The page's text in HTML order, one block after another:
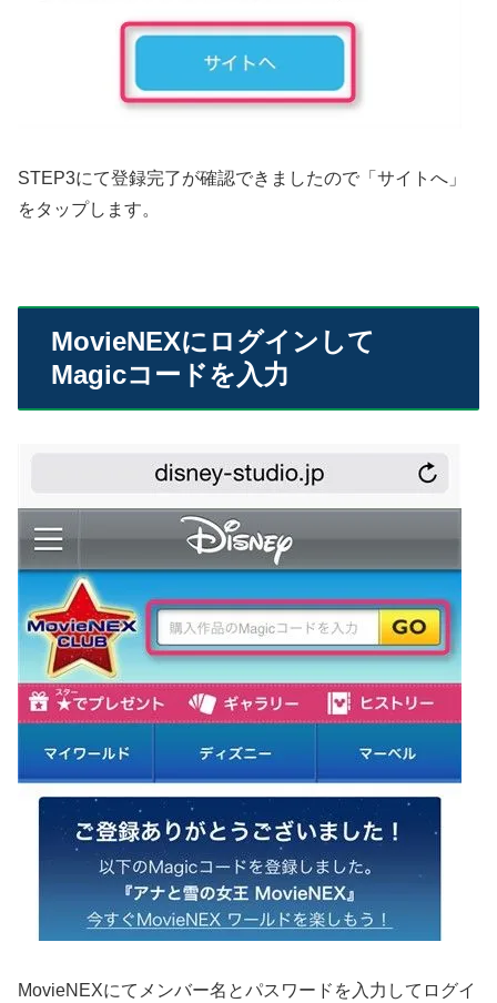
STEP3にて登録完了が確認できましたので「サイトへ」
をタップします。
MovieNEXにログインして
Magicコードを入力
MovieNEXにてメンバー名とパスワードを入力してログイ